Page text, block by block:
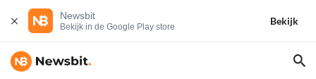
Newsbit
Bekijk in de Google Play store
Bekijk